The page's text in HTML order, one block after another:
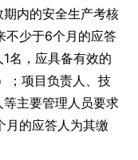
内的安全生产考核
不少于6个月的应答
名，应具备有效的
；项目负责人、技
主要管理人员要求
月的应答人为其缴